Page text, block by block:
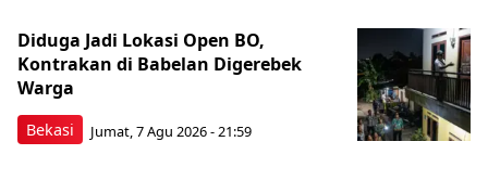
Bekasi
Diduga Jadi Lokasi Open BO,
Kontrakan di Babelan Digerebek
Warga
Jumat, 7 Agu 2026 - 21:59